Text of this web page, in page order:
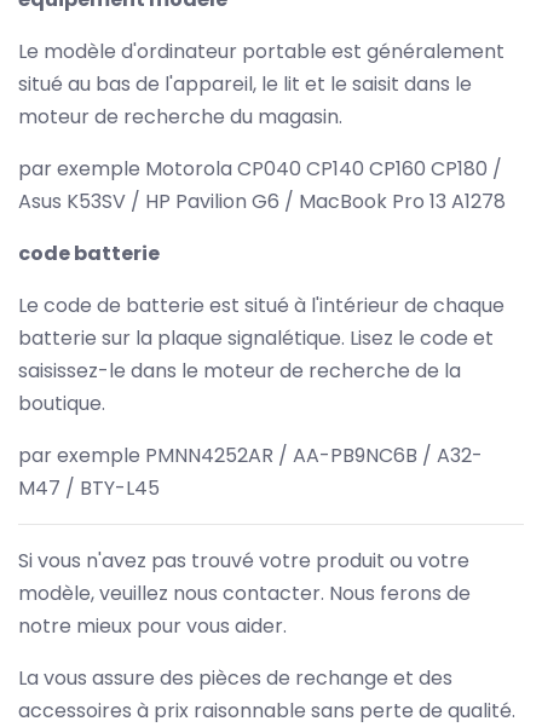
Le modèle d'ordinateur portable est généralement
situé au bas de l'appareil, le lit et le saisit dans le
moteur de recherche du magasin.
par exemple Motorola CP040 CP140 CP160 CP180 /
Asus K53SV / HP Pavilion G6 / MacBook Pro 13 A1278
code batterie
Le code de batterie est situé à l'intérieur de chaque
batterie sur la plaque signalétique. Lisez le code et
saisissez-le dans le moteur de recherche de la
boutique.
par exemple PMNN4252AR / AA-PB9NC6B / A32-
M47 / BTY-L45
Si vous n'avez pas trouvé votre produit ou votre
modèle, veuillez nous contacter. Nous ferons de
notre mieux pour vous aider.
La vous assure des pièces de rechange et des
accessoires à prix raisonnable sans perte de qualité.